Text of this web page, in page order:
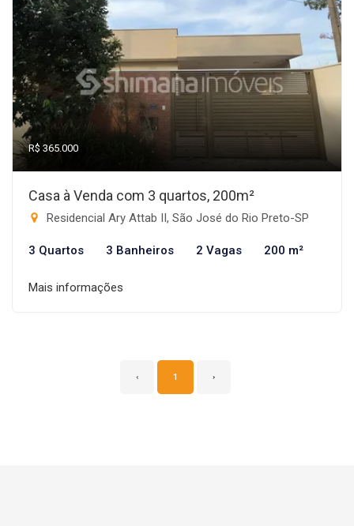
R$ 365.000
Casa à Venda com 3 quartos, 200m²
Residencial Ary Attab II, São José do Rio Preto-SP
3 Quartos 3 Banheiros 2 Vagas 200 m²
Mais informações
‹ 1 ›